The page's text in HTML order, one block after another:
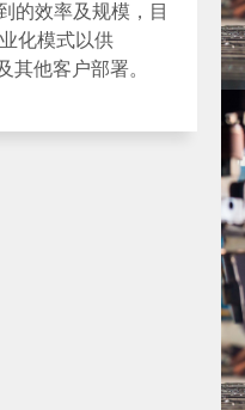
的效率及规模，目
化模式以供
其他客户部署。